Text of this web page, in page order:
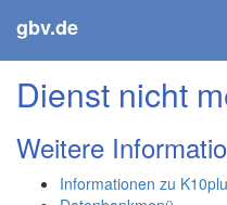
gbv.de
Dienst nicht
Weitere
Informationen zu